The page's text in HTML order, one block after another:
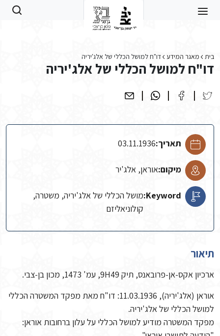
בית מאגר המידע דו"ח למושל הכללי של אלג'יריה
דו"ח למושל הכללי של אלג'יריה
תאריך:03.11.1936
מיקום:אוראן, אלג'יר
Keyword: מושל הכללי של אלג'יריה, משטרה,
קולוניאליזם
תיאור
ארכיון אקס-אן-פרובאנס, תיק 9H49, עמ' 1473, מכון בן-צבי.
אוראן (אלג'יריה), 11.03.1936: דו"ח מאת מפקד המשטרה הכללי
למושל הכללי של אלג'יריה.
מפקד המשטרה מודיע למושל הכללי על עלון ברחובות אוראן: